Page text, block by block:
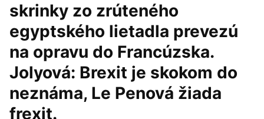
skrinky zo zrúteného
egyptského lietadla prevezú
na opravu do Francúzska.
Jolyová: Brexit je skokom do
neznáma, Le Penová žiada
frexit.